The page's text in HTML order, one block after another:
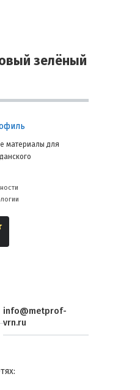
зелёный
материалы для
info@metprof-
vrn.ru